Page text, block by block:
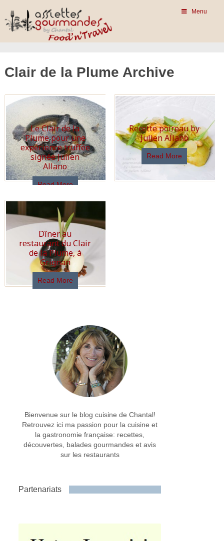
Menu
Clair de la Plume Archive
Le Clair de la
Plume pour une
expérience truffée
signée Julien
Allano
Read More
Recette poireau by
Julien Allano
Read More
Dîner au
restaurant du Clair
de la Plume, à
Grignan
Read More
Bienvenue sur le blog cuisine de Chantal!
Retrouvez ici ma passion pour la cuisine et
la gastronomie française: recettes,
découvertes, balades gourmandes et avis
sur les restaurants
Partenariats